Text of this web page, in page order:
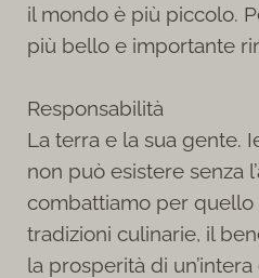
il mondo è più piccolo.
più bello e importante
Responsabilità
La terra e la sua gente.
non può esistere senza
combattiamo per quello
tradizioni culinarie, il
la prosperità di